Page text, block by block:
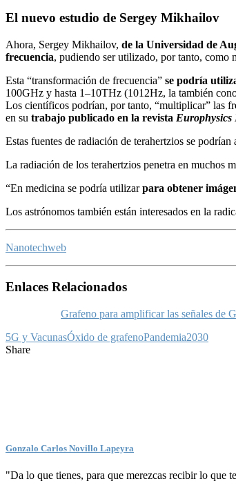
El nuevo estudio de Sergey Mikhailov
Ahora, Sergey Mikhailov, de la Universidad de
frecuencia, pudiendo ser utilizado, por tanto, como
Esta “transformación de frecuencia” se podría
100GHz y hasta 1–10THz (1012Hz, la también
Los científicos podrían, por tanto, “multiplicar” las
en su trabajo publicado en la revista Europhysics
Estas fuentes de radiación de terahertzios se
La radiación de los terahertzios penetra en muchos
“En medicina se podría utilizarpara obtener
Los astrónomos también están interesados en la
Nanotechweb
Enlaces Relacionados
Grafeno para amplificar las señales de
5G y VacunasÓxido de grafenoPandemia2030
Share
Gonzalo Carlos Novillo Lapeyra
"Da lo que tienes, para que merezcas recibir lo que